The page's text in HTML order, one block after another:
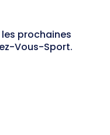
prochaines
Vous-Sport.